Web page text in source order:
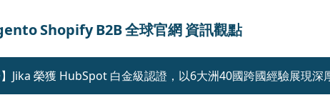
ShopifyB2B全球官網資訊觀點
】Jika 榮獲 HubSpot 白金級認證，以6大洲40國跨國經驗展現深